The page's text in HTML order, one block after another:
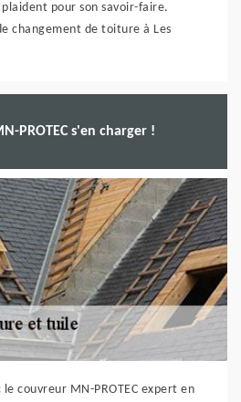
pour son savoir-faire.
changement de toiture à Les
PROTEC s'en charger !
couvreur MN-PROTEC expert en